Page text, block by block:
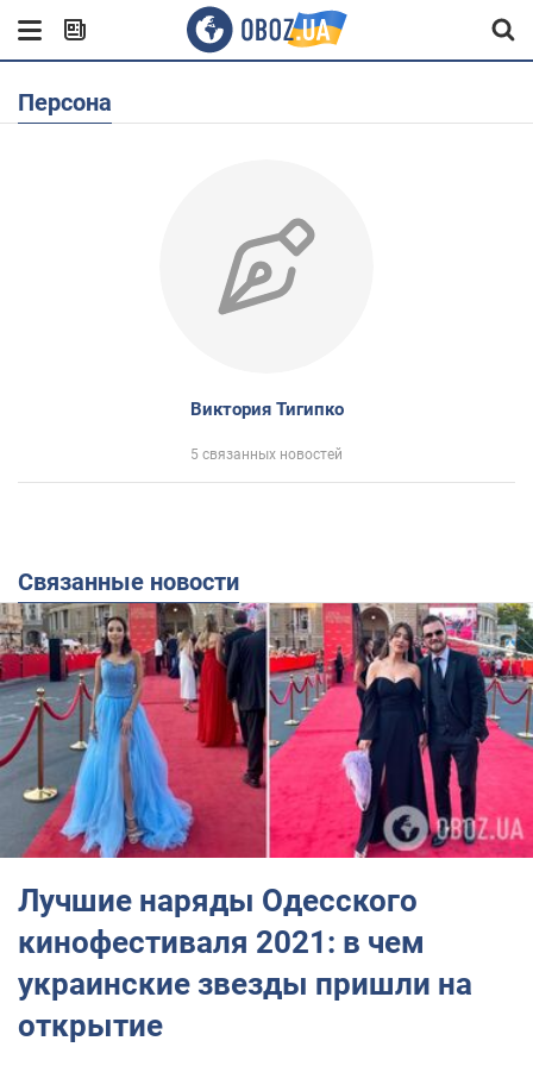
Персона
Виктория Тигипко
5 связанных новостей
Связанные новости
Лучшие наряды Одесского
кинофестиваля 2021: в чем
украинские звезды пришли на
открытие